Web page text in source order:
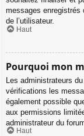
messages enregistrés
de l’utilisateur.
Haut
Pourquoi mon
Les administrateurs
vérifications les
également possible
aux permissions
administrateur du
Haut